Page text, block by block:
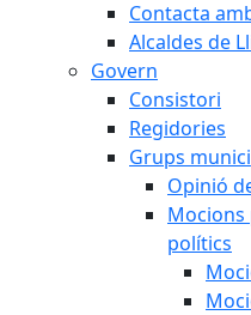
Contacta
Alcaldes de
Govern
Consistori
Regidories
Grups
Opinió
Mocions
polítics